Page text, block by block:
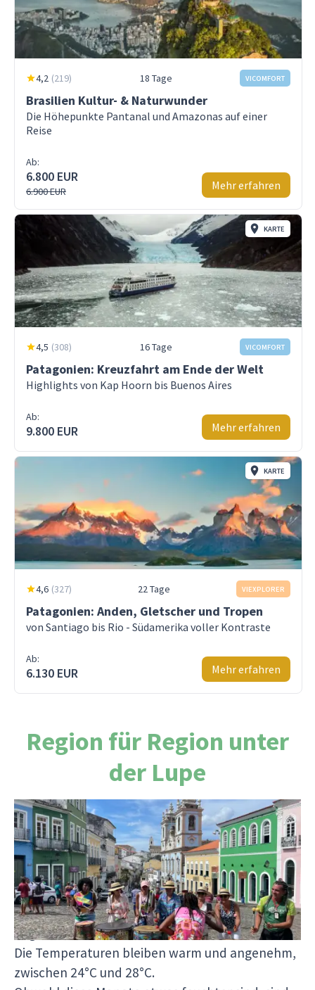
4,2 (219) 18 Tage VICOMFORT
Brasilien Kultur- & Naturwunder
Die Höhepunkte Pantanal und Amazonas auf einer
Reise
Ab:
6.800 EUR
6.900 EUR Mehr erfahren
KARTE
4,5 (308) 16 Tage VICOMFORT
Patagonien: Kreuzfahrt am Ende der Welt
Highlights von Kap Hoorn bis Buenos Aires
Ab:
9.800 EUR Mehr erfahren
KARTE
4,6 (327) 22 Tage VIEXPLORER
Patagonien: Anden, Gletscher und Tropen
von Santiago bis Rio - Südamerika voller Kontraste
Ab:
6.130 EUR Mehr erfahren
Region für Region unter
der Lupe
Salvador de Bahia
Beste Reisezeit: von März bis Mai und von
September bis November.
Warum diese Monate ideal sind:
Angenehmes Klima:
Die Temperaturen bleiben warm und angenehm,
zwischen 24°C und 28°C.